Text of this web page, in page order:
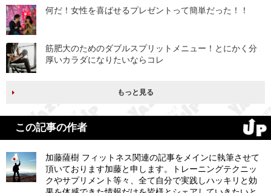
何だ！女性を喜ばせるプレゼントって簡単だった！！
筋肥大のためのダブルスプリットメニュー！とにかく分
厚いカラダになりたいならコレ
もっと見る
この記事の作者
加藤薩樹 フィットネス関連の記事をメインに執筆させて
頂いております加藤と申します。トレーニングテクニッ
クやサプリメント等々、全て自分で実践しハッキリと効